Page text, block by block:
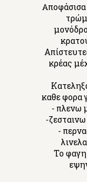
κρέας
καθε φορα
- πλενω
-
-
Το